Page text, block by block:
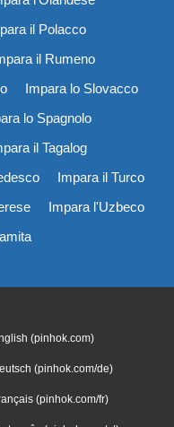
il Polacco
il Rumeno
Impara lo Slovacco
lo Spagnolo
il Tagalog
Impara il Turco
Impara l'Uzbeco
(pinhok.com)
(pinhok.com/de)
(pinhok.com/fr)